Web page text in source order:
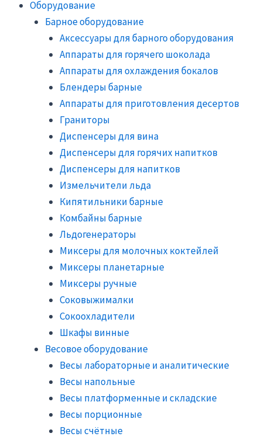
Оборудование
Барное оборудование
Аксессуары для барного оборудования
Аппараты для горячего шоколада
Аппараты для охлаждения бокалов
Блендеры барные
Аппараты для приготовления десертов
Граниторы
Диспенсеры для вина
Диспенсеры для горячих напитков
Диспенсеры для напитков
Измельчители льда
Кипятильники барные
Комбайны барные
Льдогенераторы
Миксеры для молочных коктейлей
Миксеры планетарные
Миксеры ручные
Соковыжималки
Сокоохладители
Шкафы винные
Весовое оборудование
Весы лабораторные и аналитические
Весы напольные
Весы платформенные и складские
Весы порционные
Весы счётные